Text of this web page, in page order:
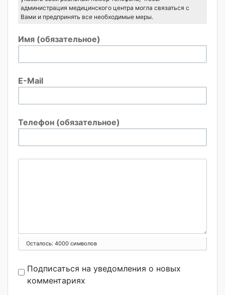
администрация медицинского центра могла связаться с
Вами и предпринять все необходимые меры.
Имя (обязательное)
E-Mail
Телефон (обязательное)
Осталось: 4000 символов
Подписаться на уведомления о новых
комментариях